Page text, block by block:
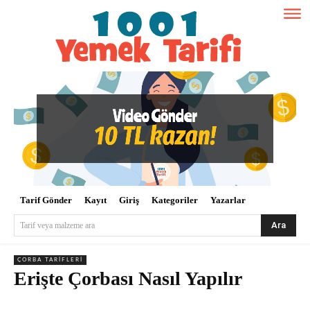
Tarif Gönder Kayıt Giriş Kategoriler Yazarlar
Tarif veya malzeme ara Ara
ÇORBA TARIFLERI
Erişte Çorbası Nasıl Yapılır